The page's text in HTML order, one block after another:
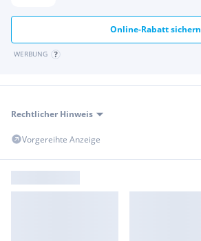
Online-Rabatt sichern
WERBUNG
Rechtlicher Hinweis
Vorgereihte Anzeige